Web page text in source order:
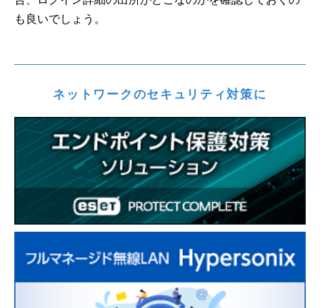
も良いでしょう。
ネットワークのセキュリティ対策に